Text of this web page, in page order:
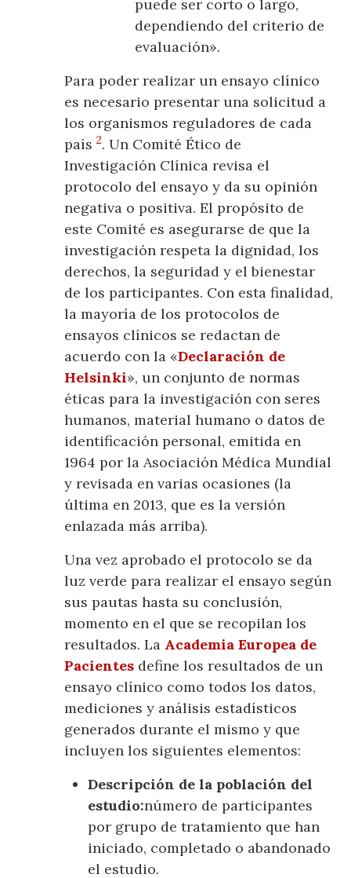
puede ser corto o largo,
dependiendo del criterio de
evaluación».
Para poder realizar un ensayo clínico
es necesario presentar una solicitud a
los organismos reguladores de cada
país2. Un Comité Ético de
Investigación Clínica revisa el
protocolo del ensayo y da su opinión
negativa o positiva. El propósito de
este Comité es asegurarse de que la
investigación respeta la dignidad, los
derechos, la seguridad y el bienestar
de los participantes. Con esta finalidad,
la mayoría de los protocolos de
ensayos clínicos se redactan de
acuerdo con la «Declaración de
Helsinki», un conjunto de normas
éticas para la investigación con seres
humanos, material humano o datos de
identificación personal, emitida en
1964 por la Asociación Médica Mundial
y revisada en varias ocasiones (la
última en 2013, que es la versión
enlazada más arriba).
Una vez aprobado el protocolo se da
luz verde para realizar el ensayo según
sus pautas hasta su conclusión,
momento en el que se recopilan los
resultados. La Academia Europea de
Pacientes define los resultados de un
ensayo clínico como todos los datos,
mediciones y análisis estadísticos
generados durante el mismo y que
incluyen los siguientes elementos:
Descripción de la población del
estudio:número de participantes
por grupo de tratamiento que han
iniciado, completado o abandonado
el estudio.